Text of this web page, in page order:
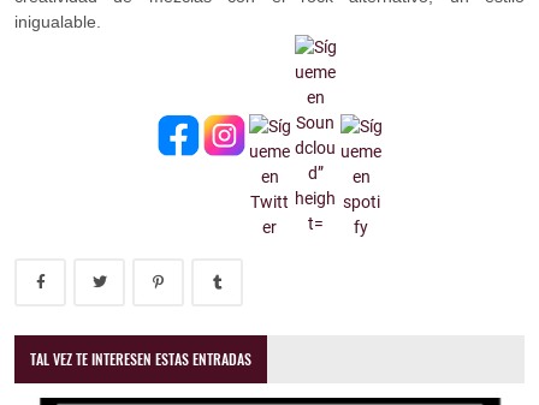
inigualable.
TAL VEZ TE INTERESEN ESTAS ENTRADAS